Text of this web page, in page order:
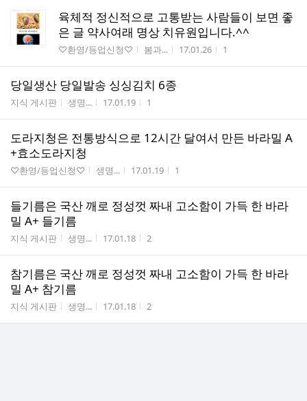
육체적 정신적으로 고통받는 사람들이 보면 좋
은 글 약사여래 명상 치유원입니다.^^
게시판명
♡환영/등업신청♡ 작성자
봄과... 작성시간
17.01.26 조회수
1
당일생산 당일발송 싱싱김치 6종
게시판명
지식 게시판 작성자
생명... 작성시간
17.01.19 조회수
1
도라지청은 전통방식으로 12시간 달여서 만든 바라밀 A
+효소도라지청
게시판명
♡환영/등업신청♡ 작성자
생명... 작성시간
17.01.19 조회수
1
들기름은 국산 깨로 정성껏 짜내 고소함이 가득 한 바라
밀 A+ 들기름
게시판명
지식 게시판 작성자
생명... 작성시간
17.01.18 조회수
2
참기름은 국산 깨로 정성껏 짜내 고소함이 가득 한 바라
밀 A+ 참기름
게시판명
지식 게시판 작성자
생명... 작성시간
17.01.18 조회수
2